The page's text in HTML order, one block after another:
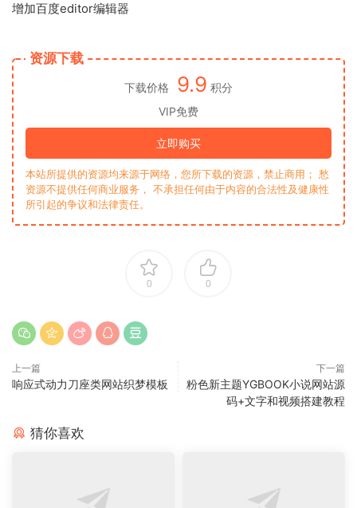
增加百度editor编辑器
资源下载
下载价格 9.9 积分
VIP免费
立即购买
本站所提供的资源均来源于网络，您所下载的资源，禁止商用； 愁
资源不提供任何商业服务， 不承担任何由于内容的合法性及健康性
所引起的争议和法律责任。
0 0
上一篇
响应式动力刀座类网站织梦模板
下一篇
粉色新主题YGBOOK小说网站源
码+文字和视频搭建教程
猜你喜欢